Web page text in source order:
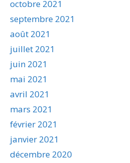
octobre 2021
septembre 2021
août 2021
juillet 2021
juin 2021
mai 2021
avril 2021
mars 2021
février 2021
janvier 2021
décembre 2020